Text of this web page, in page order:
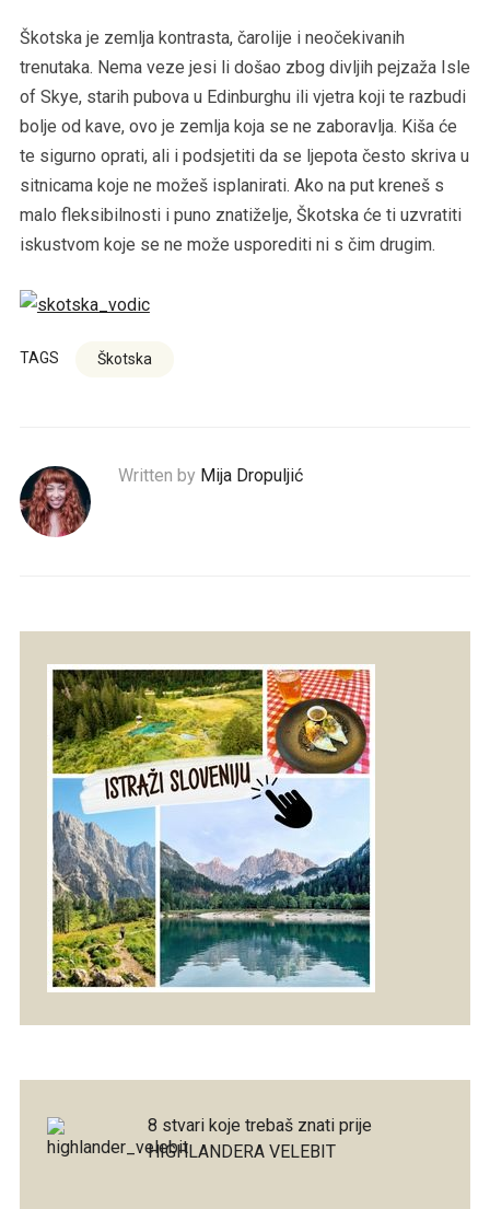
Škotska je zemlja kontrasta, čarolije i neočekivanih
trenutaka. Nema veze jesi li došao zbog divljih pejzaža Isle
of Skye, starih pubova u Edinburghu ili vjetra koji te razbudi
bolje od kave, ovo je zemlja koja se ne zaboravlja. Kiša će
te sigurno oprati, ali i podsjetiti da se ljepota često skriva u
sitnicama koje ne možeš isplanirati. Ako na put kreneš s
malo fleksibilnosti i puno znatiželje, Škotska će ti uzvratiti
iskustvom koje se ne može usporediti ni s čim drugim.
TAGS Škotska
Written by Mija Dropuljić
8 stvari koje trebaš znati prije
HIGHLANDERA VELEBIT